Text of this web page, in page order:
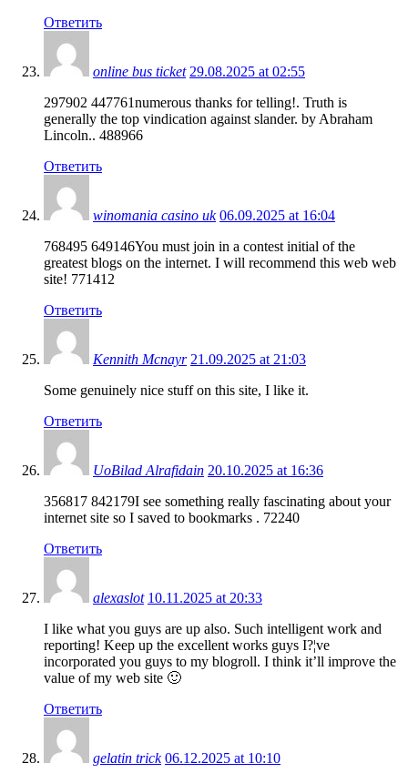
Ответить
online bus ticket 29.08.2025 at 02:55
297902 447761numerous thanks for telling!. Truth is
generally the top vindication against slander. by Abraham
Lincoln.. 488966
Ответить
winomania casino uk 06.09.2025 at 16:04
768495 649146You must join in a contest initial of the
greatest blogs on the internet. I will recommend this web web
site! 771412
Ответить
Kennith Mcnayr 21.09.2025 at 21:03
Some genuinely nice stuff on this site, I like it.
Ответить
UoBilad Alrafidain 20.10.2025 at 16:36
356817 842179I see something really fascinating about your
internet site so I saved to bookmarks . 72240
Ответить
alexaslot 10.11.2025 at 20:33
I like what you guys are up also. Such intelligent work and
reporting! Keep up the excellent works guys I?¦ve
incorporated you guys to my blogroll. I think it’ll improve the
value of my web site 🙂
Ответить
gelatin trick 06.12.2025 at 10:10